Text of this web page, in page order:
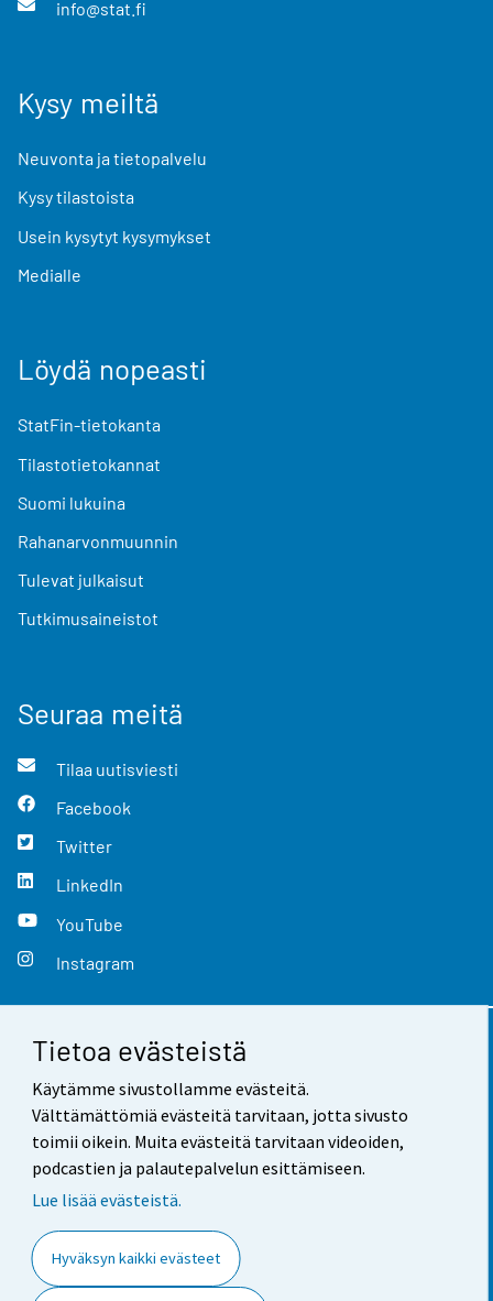
Tietoa evästeistä
Käytämme sivustollamme evästeitä.
Välttämättömiä evästeitä tarvitaan, jotta sivusto
toimii oikein. Muita evästeitä tarvitaan videoiden,
podcastien ja palautepalvelun esittämiseen.
Lue lisää evästeistä.
Hyväksyn kaikki evästeet
info@stat.fi
Kysy meiltä
Neuvonta ja tietopalvelu
Kysy tilastoista
Usein kysytyt kysymykset
Medialle
Löydä nopeasti
StatFin-tietokanta
Tilastotietokannat
Suomi lukuina
Rahanarvonmuunnin
Tulevat julkaisut
Tutkimusaineistot
Seuraa meitä
Tilaa uutisviesti
Facebook
Twitter
LinkedIn
YouTube
Instagram
Yhteystiedot
Palaute
Käyttöehdot
Saavutettavuus
Tietoa sivustosta